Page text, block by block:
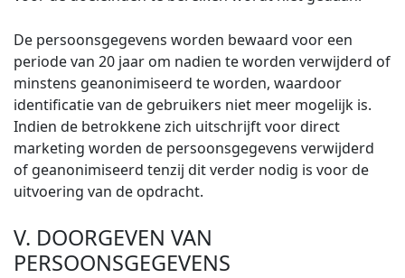
De persoonsgegevens worden bewaard voor een
periode van 20 jaar om nadien te worden verwijderd of
minstens geanonimiseerd te worden, waardoor
identificatie van de gebruikers niet meer mogelijk is.
Indien de betrokkene zich uitschrijft voor direct
marketing worden de persoonsgegevens verwijderd
of geanonimiseerd tenzij dit verder nodig is voor de
uitvoering van de opdracht.
V. DOORGEVEN VAN
PERSOONSGEGEVENS